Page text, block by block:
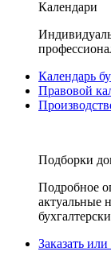
Календари
Календарь
Правовой
Подборки
Подробное
актуальные
Заказать